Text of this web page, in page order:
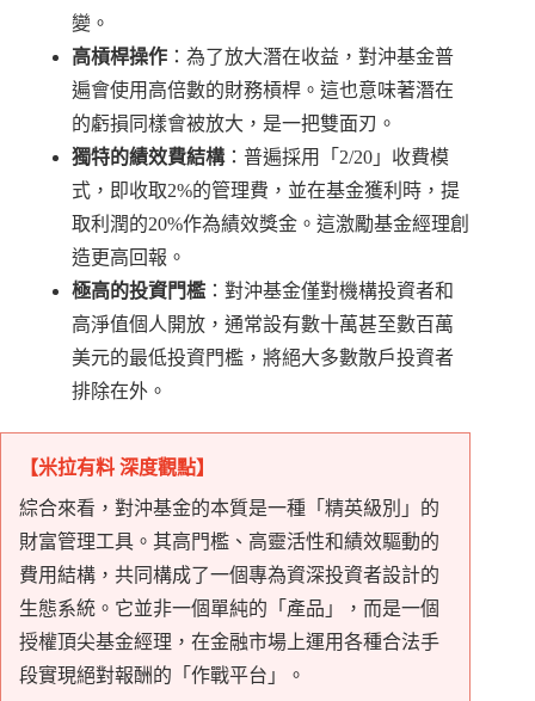
變。
高槓桿操作 ：為了放大潛在收益，對沖基金普
遍會使用高倍數的財務槓桿。這也意味著潛在
的虧損同樣會被放大，是一把雙面刃。
獨特的績效費結構：普遍採用「2/20」收費模
式，即收取2%的管理費，並在基金獲利時，提
取利潤的20%作為績效獎金。這激勵基金經理創
造更高回報。
極高的投資門檻 ：對沖基金僅對機構投資者和
高淨值個人開放，通常設有數十萬甚至數百萬
美元的最低投資門檻，將絕大多數散戶投資者
排除在外。
【米拉有料 深度觀點】
綜合來看，對沖基金的本質是一種「精英級別」的
財富管理工具。其高門檻、高靈活性和績效驅動的
費用結構，共同構成了一個專為資深投資者設計的
生態系統。它並非一個單純的「產品」，而是一個
授權頂尖基金經理，在金融市場上運用各種合法手
段實現絕對報酬的「作戰平台」。